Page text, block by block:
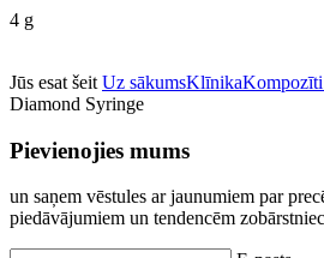
4 g
Jūs esat šeit Uz sākumsKlīnika
Diamond Syringe
Pievienojies mums
un saņem vēstules ar jaunumiem par
piedāvājumiem un tendencēm